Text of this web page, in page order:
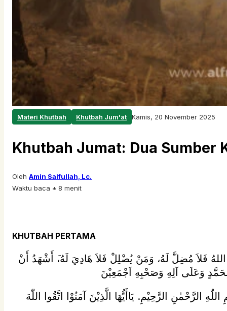
Materi Khutbah Khutbah Jum'at Kamis, 20 November 2025
Khutbah Jumat: Dua Sumber
Oleh Amin Saifullah, Lc.
Waktu baca ± 8 menit
KHUTBAH PERTAMA
فَلاَ مُضِلَّ لَهُ، وَمَنْ يُضْلِلْ فَلاَ هَادِيَ لَهُ،َ أَشْهَدُ أَنْ
الرَّحْمٰنِ الرَّحِيْمِ. يَاأَيُّهَا الَّذِيْنَ آمَنُوْا اتَّقُوا اللّٰهَ